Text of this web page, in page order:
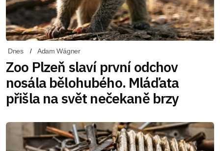
Dnes Adam Wágner
Zoo Plzeň slaví první odchov
nosála bělohubého. Mláďata
přišla na svět nečekaně brzy